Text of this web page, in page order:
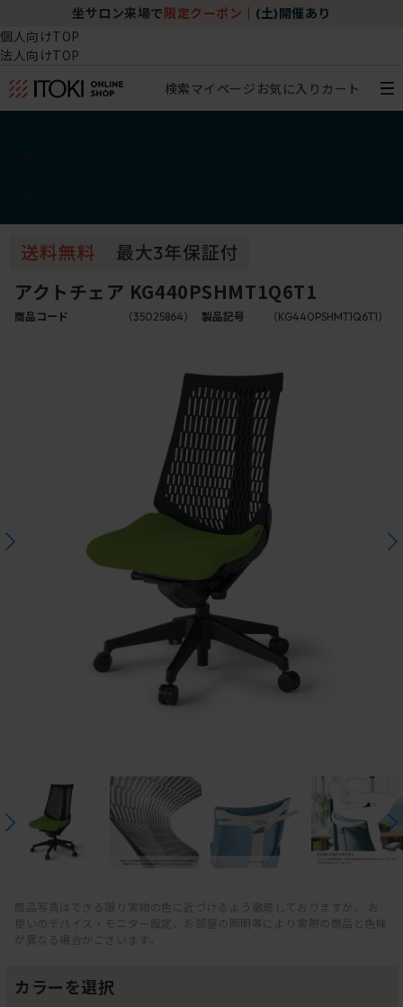
坐サロン来場で 限定クーポン (土)開催あり
個人向けTOP
法人向けTOP
検索マイページ お気に入り カート
アクトチェア KG440PSHMT1Q6T1
商品コード （35025864） 製品記号 （KG440PSHMT1Q6T1）
商品写真はできる限り実物の色に近づけるよう徹底しておりますが、 お
使いのデバイス・モニター設定、お部屋の照明等により実際の商品と色味
が異なる場合がございます。
カラーを選択